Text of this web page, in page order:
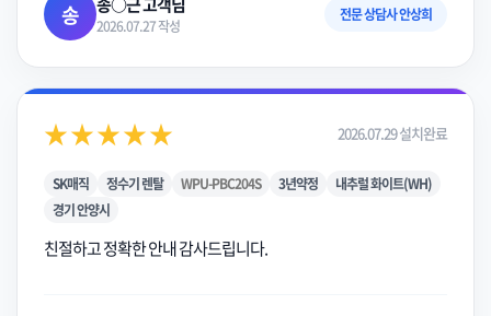
송 2026.07.27 작성
전문 상담사 안상희
★★★★★ 2026.07.29 설치완료
SK매직 정수기 렌탈 WPU-PBC204S 3년약정
내추럴 화이트(WH)
경기 안양시
친절하고 정확한 안내 감사드립니다.